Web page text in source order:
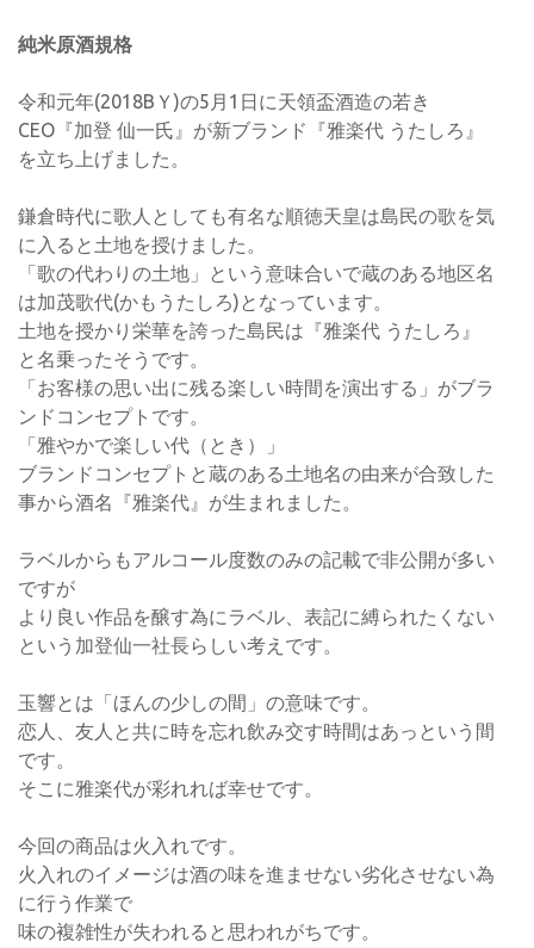
純米原酒規格
令和元年(2018BＹ)の5月1日に天領盃酒造の若き
CEO『加登 仙一氏』が新ブランド『雅楽代 うたしろ』
を立ち上げました。
鎌倉時代に歌人としても有名な順徳天皇は島民の歌を気
に入ると土地を授けました。
「歌の代わりの土地」という意味合いで蔵のある地区名
は加茂歌代(かもうたしろ)となっています。
土地を授かり栄華を誇った島民は『雅楽代 うたしろ』
と名乗ったそうです。
「お客様の思い出に残る楽しい時間を演出する」がブラ
ンドコンセプトです。
「雅やかで楽しい代（とき）」
ブランドコンセプトと蔵のある土地名の由来が合致した
事から酒名『雅楽代』が生まれました。
ラベルからもアルコール度数のみの記載で非公開が多い
ですが
より良い作品を醸す為にラベル、表記に縛られたくない
という加登仙一社長らしい考えです。
玉響とは「ほんの少しの間」の意味です。
恋人、友人と共に時を忘れ飲み交す時間はあっという間
です。
そこに雅楽代が彩れれば幸せです。
今回の商品は火入れです。
火入れのイメージは酒の味を進ませない劣化させない為
に行う作業で
味の複雑性が失われると思われがちです。